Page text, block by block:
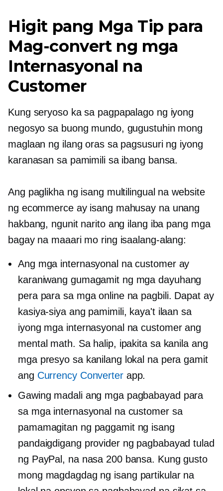
Higit pang Mga Tip para
Mag-convert ng mga
Internasyonal na
Customer
Kung seryoso ka sa pagpapalago ng iyong
negosyo sa buong mundo, gugustuhin mong
maglaan ng ilang oras sa pagsusuri ng iyong
karanasan sa pamimili sa ibang bansa.
Ang paglikha ng isang multilingual na website
ng ecommerce ay isang mahusay na unang
hakbang, ngunit narito ang ilang iba pang mga
bagay na maaari mo ring isaalang-alang:
Ang mga internasyonal na customer ay
karaniwang gumagamit ng mga dayuhang
pera para sa mga online na pagbili. Dapat ay
kasiya-siya ang pamimili, kaya't ilaan sa
iyong mga internasyonal na customer ang
mental math. Sa halip, ipakita sa kanila ang
mga presyo sa kanilang lokal na pera gamit
ang Currency Converterapp.
Gawing madali ang mga pagbabayad para
sa mga internasyonal na customer sa
pamamagitan ng paggamit ng isang
pandaigdigang provider ng pagbabayad tulad
ng PayPal, na nasa 200 bansa. Kung gusto
mong magdagdag ng isang partikular na